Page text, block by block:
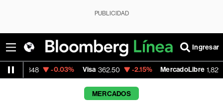
PUBLICIDAD
Ingresar
Visa 362.50 -2.15% MercadoLibre 1,821.795 -0.14%
MERCADOS